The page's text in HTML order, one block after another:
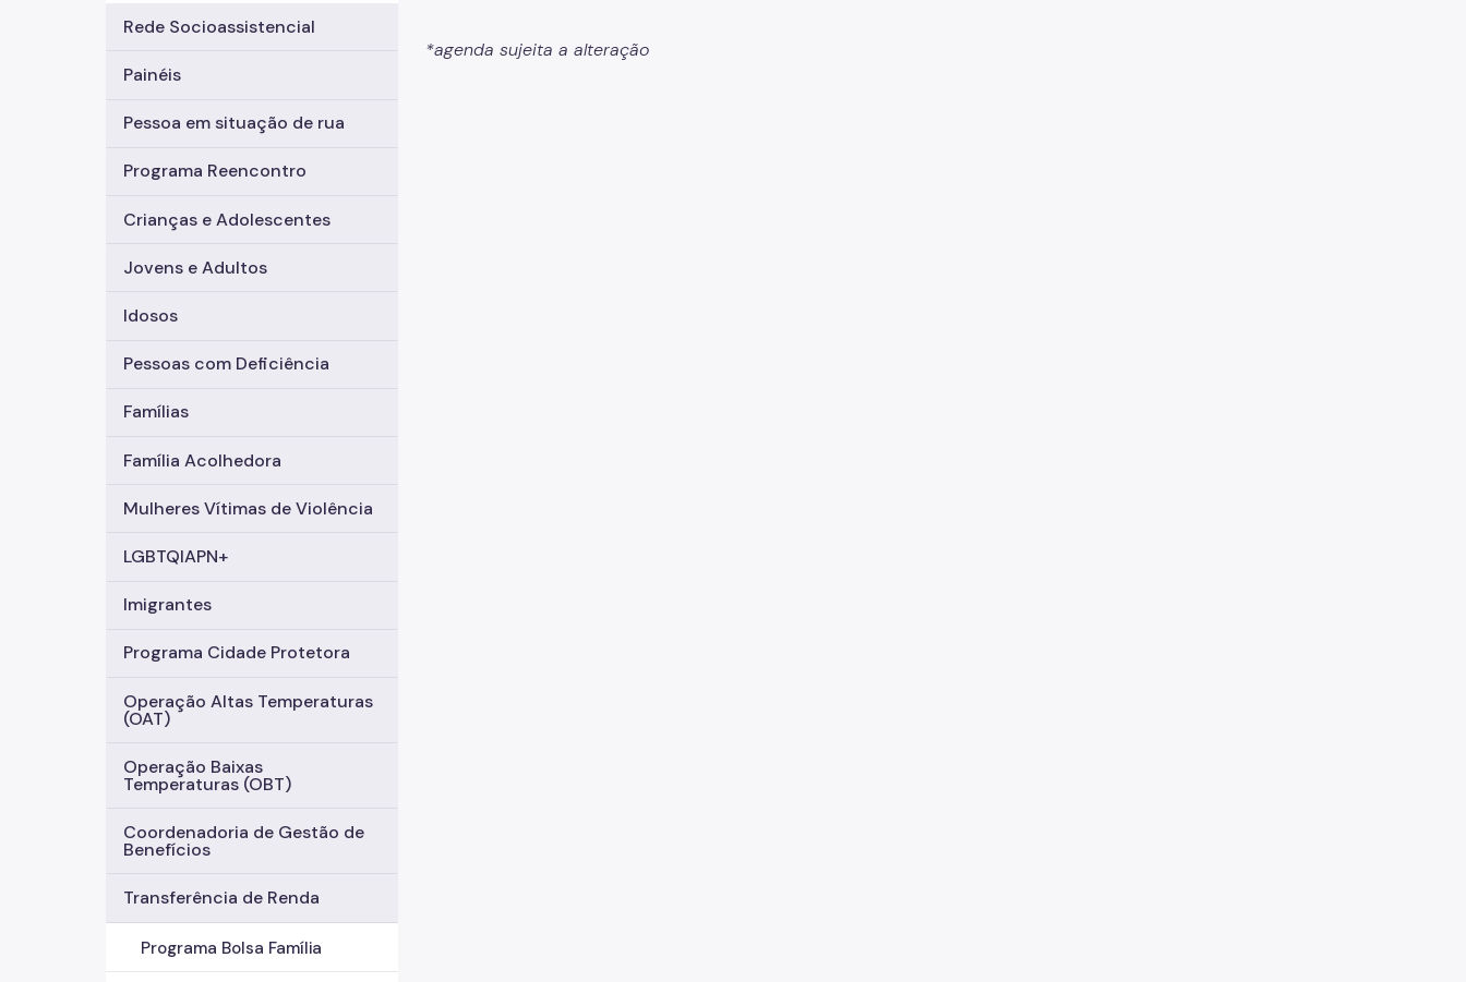
Rede Socioassistencial
Painéis
Pessoa em situação de rua
Programa Reencontro
Crianças e Adolescentes
Jovens e Adultos
Idosos
Pessoas com Deficiência
Famílias
Família Acolhedora
Mulheres Vítimas de Violência
LGBTQIAPN+
Imigrantes
Programa Cidade Protetora
Operação Altas Temperaturas
(OAT)
Operação Baixas
Temperaturas (OBT)
Coordenadoria de Gestão de
Benefícios
Transferência de Renda
Programa Bolsa Família
*agenda sujeita a alteração